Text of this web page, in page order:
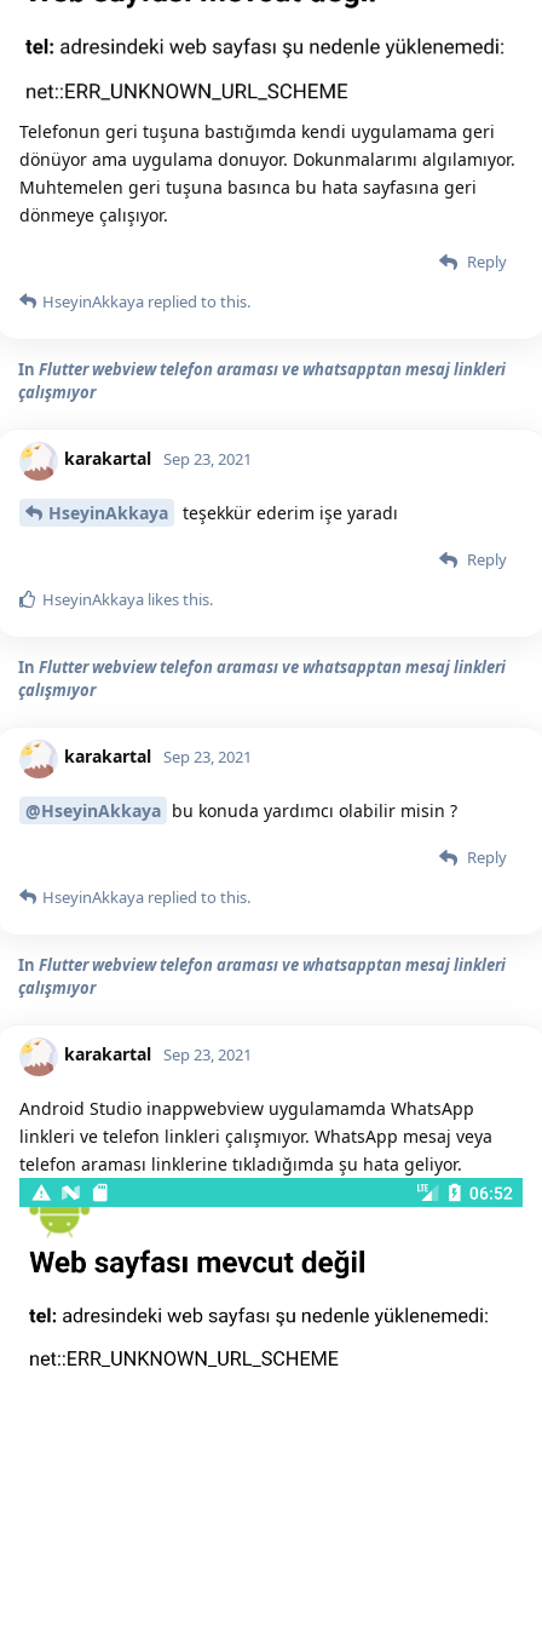
Telefonun geri tuşuna bastığımda kendi uygulamama geri
dönüyor ama uygulama donuyor. Dokunmalarımı algılamıyor.
Muhtemelen geri tuşuna basınca bu hata sayfasına geri
dönmeye çalışıyor.
Reply
HseyinAkkaya replied to this.
In Flutter webview telefon araması ve whatsapptan mesaj linkleri
çalışmıyor
karakartal Sep 23, 2021
HseyinAkkaya teşekkür ederim işe yaradı
Reply
HseyinAkkaya likes this.
In Flutter webview telefon araması ve whatsapptan mesaj linkleri
çalışmıyor
karakartal Sep 23, 2021
@HseyinAkkaya bu konuda yardımcı olabilir misin ?
Reply
HseyinAkkaya replied to this.
In Flutter webview telefon araması ve whatsapptan mesaj linkleri
çalışmıyor
karakartal Sep 23, 2021
Android Studio inappwebview uygulamamda WhatsApp
linkleri ve telefon linkleri çalışmıyor. WhatsApp mesaj veya
telefon araması linklerine tıkladığımda şu hata geliyor.